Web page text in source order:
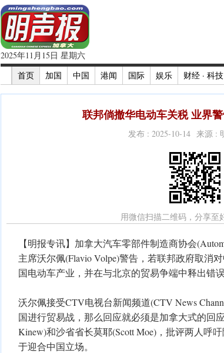
2025年11月15日 星期六
首页
加国 中国 港闻 国际 娱乐 财经 · 科技
联邦倘撤华电动车关税 业界
发布 : 2025-10-14 来源 :
用微信扫描二维码，分享至
【明报专讯】加拿大汽车零部件制造商协会
主席沃尔佩(Flavio Volpe)警告，若联邦政府取消
国电动车产业，并在与北京的贸易争端中释出错误
沃尔佩接受CTV电视台新闻频道(CTV News
国进行贸易战，那么回应就必须是加拿大式的回
Kinew)和沙省省长莫耶(Scott Moe)，批评两人呼
于迎合中国立场。